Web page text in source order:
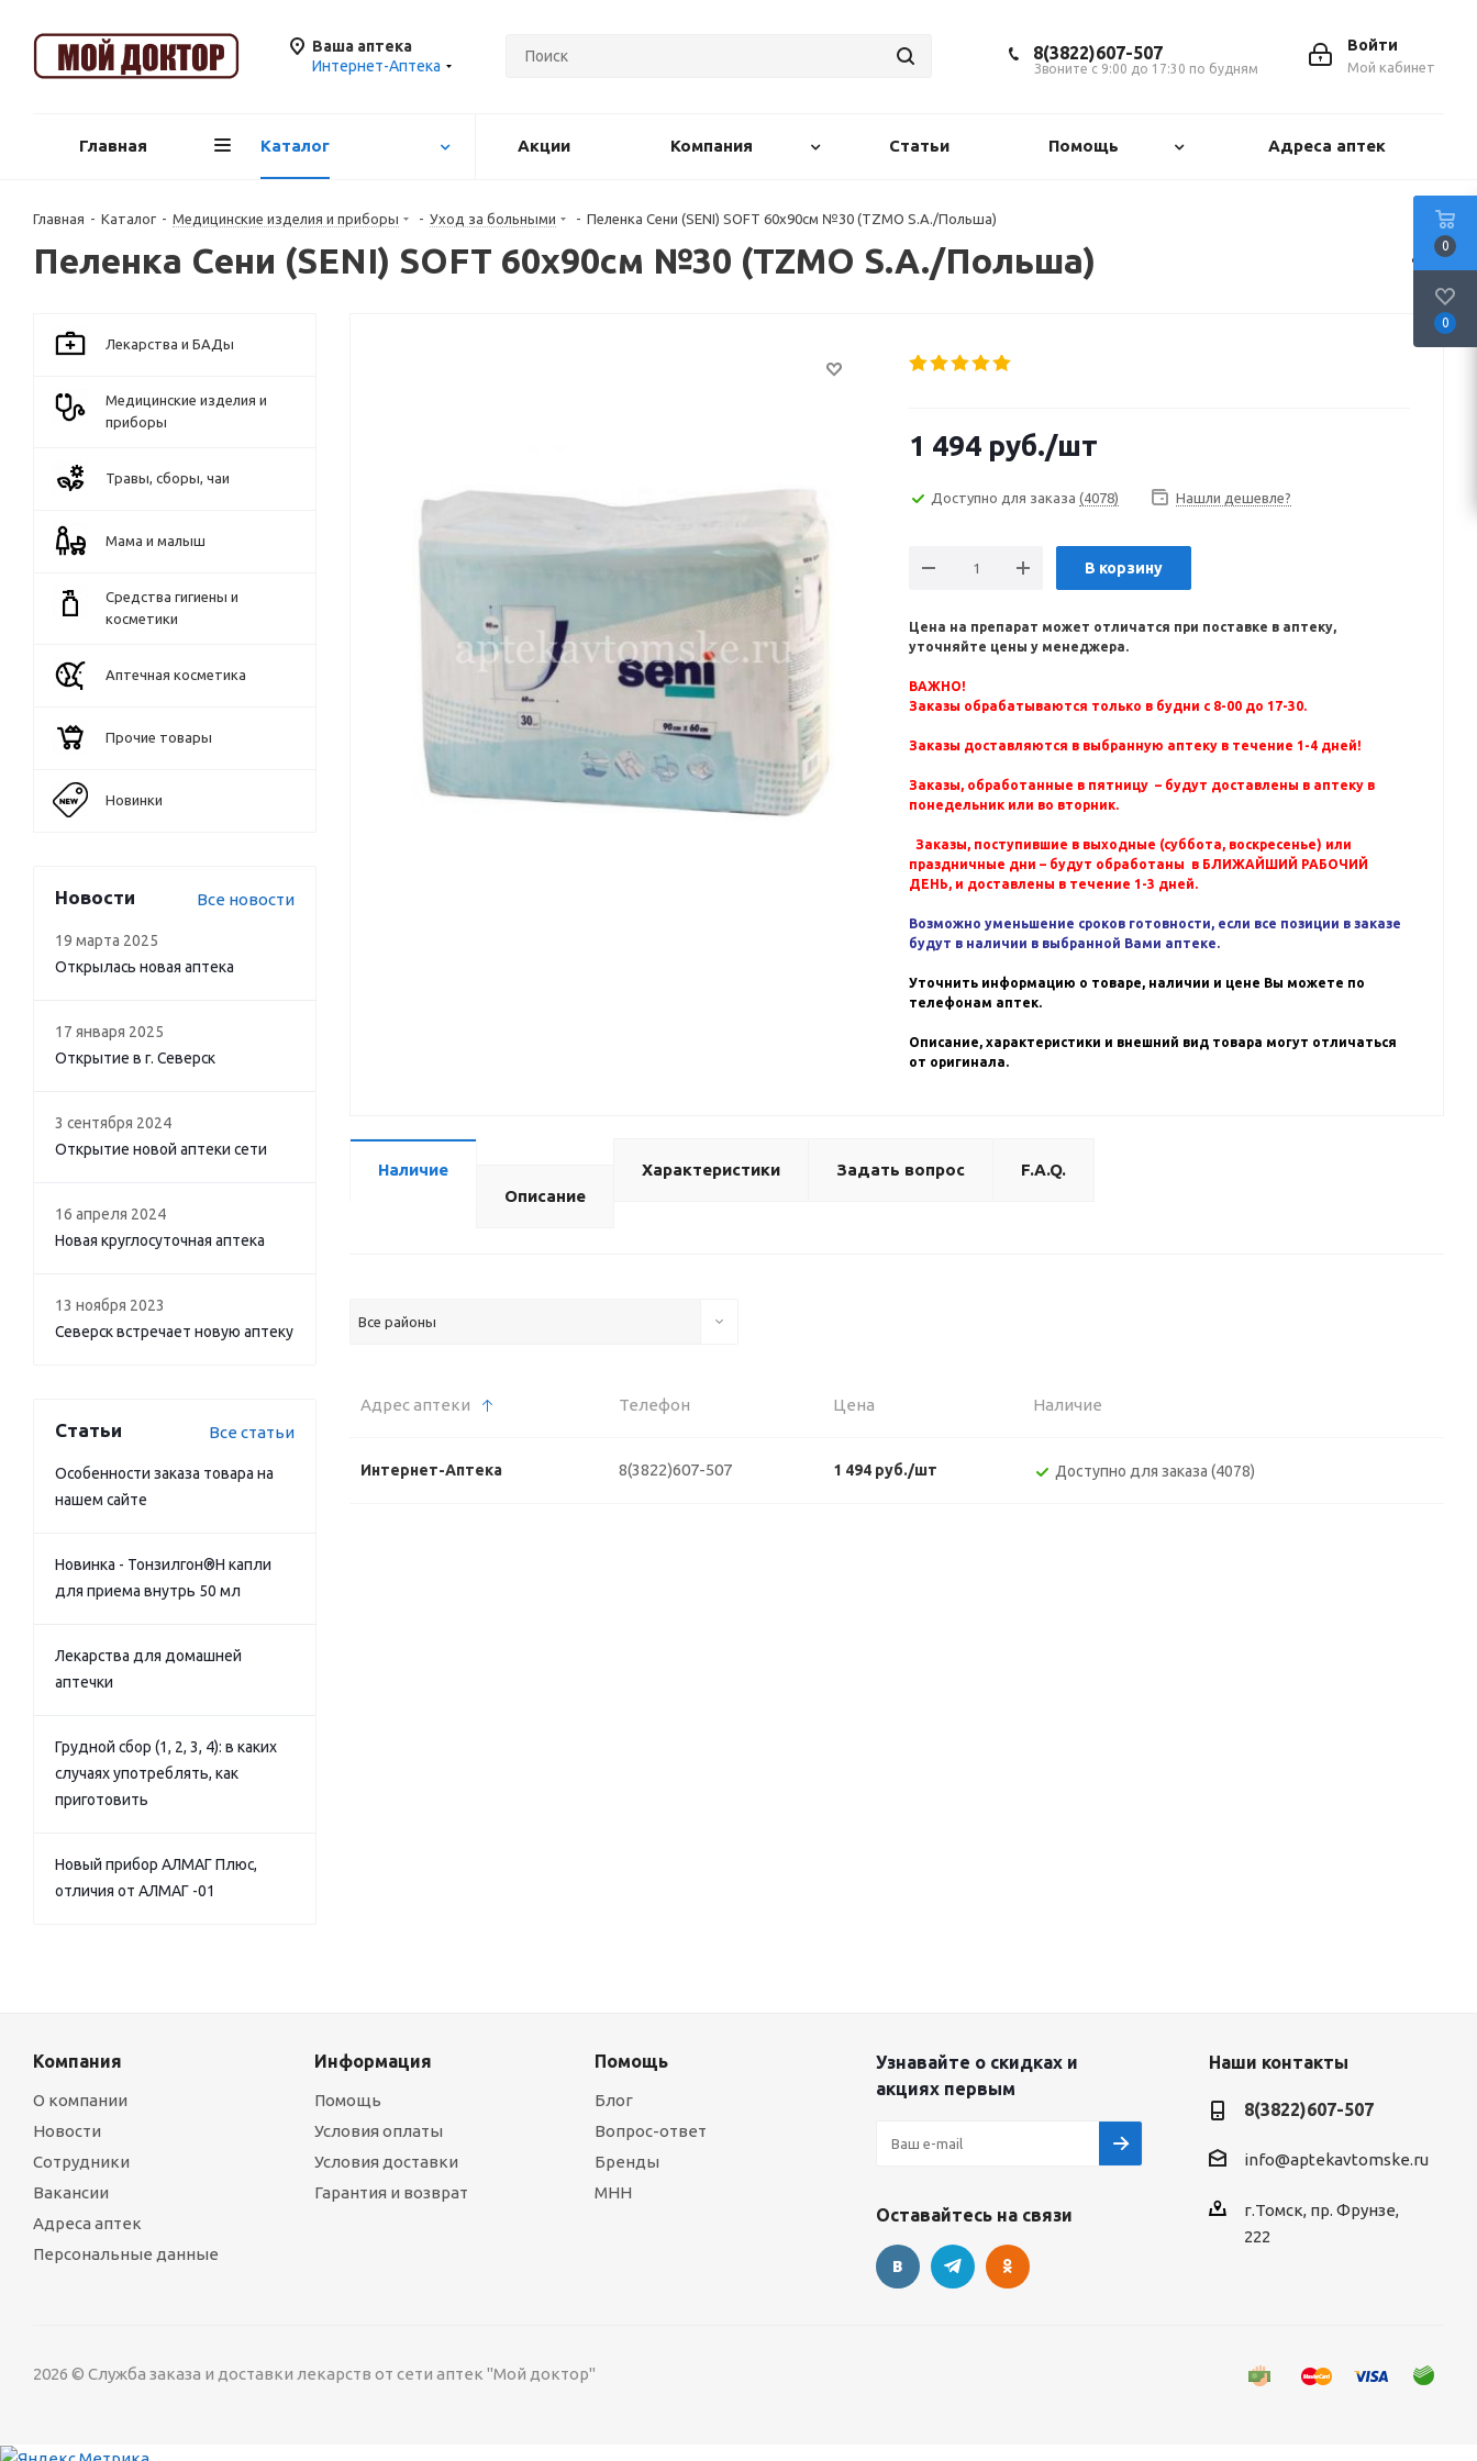
Ваша аптека
Интернет-Аптека
Войти
Мой кабинет
8(3822)607-507
Звоните с 9:00 до 17:30 по будням
Главная Каталог Акции Компания Статьи Помощь Адреса аптек
Главная - Каталог - Медицинские изделия и приборы - Уход за больными - Пеленка Сени (SENI) SOFT 60х90см №30 (TZMO S.A./Польша)
Пеленка Сени (SENI) SOFT 60х90см №30 (TZMO S.A./Польша)
1 494 руб./шт
Доступно для заказа (4078) Нашли дешевле?
В корзину
Цена на препарат может отличатся при поставке в аптеку,
уточняйте цены у менеджера.
ВАЖНО!
Заказы обрабатываются только в будни с 8-00 до 17-30.
Заказы доставляются в выбранную аптеку в течение 1-4 дней!
Заказы, обработанные в пятницу – будут доставлены в аптеку в
понедельник или во вторник.
Заказы, поступившие в выходные (суббота, воскресенье) или
праздничные дни – будут обработаны в БЛИЖАЙШИЙ РАБОЧИЙ
ДЕНЬ, и доставлены в течение 1-3 дней.
Возможно уменьшение сроков готовности, если все позиции в заказе
будут в наличии в выбранной Вами аптеке.
Уточнить информацию о товаре, наличии и цене Вы можете по
телефонам аптек.
Описание, характеристики и внешний вид товара могут отличаться
от оригинала.
Наличие
Описание
Характеристики Задать вопрос F.A.Q.
Все районы
Адрес аптеки Телефон Цена Наличие
Интернет-Аптека 8(3822)607-507 1 494 руб./шт Доступно для заказа (4078)
Лекарства и БАДы
Медицинские изделия и
приборы
Травы, сборы, чаи
Мама и малыш
Средства гигиены и
косметики
Аптечная косметика
Прочие товары
Новинки
Новости Все новости
19 марта 2025
Открылась новая аптека
17 января 2025
Открытие в г. Северск
3 сентября 2024
Открытие новой аптеки сети
16 апреля 2024
Новая круглосуточная аптека
13 ноября 2023
Северск встречает новую аптеку
Статьи Все статьи
Особенности заказа товара на
нашем сайте
Новинка - Тонзилгон®Н капли
для приема внутрь 50 мл
Лекарства для домашней
аптечки
Грудной сбор (1, 2, 3, 4): в каких
случаях употреблять, как
приготовить
Новый прибор АЛМАГ Плюс,
отличия от АЛМАГ -01
Компания
О компании
Новости
Сотрудники
Вакансии
Адреса аптек
Персональные данные
Информация
Помощь
Условия оплаты
Условия доставки
Гарантия и возврат
Помощь
Блог
Вопрос-ответ
Бренды
МНН
Узнавайте о скидках и
акциях первым
Оставайтесь на связи
Наши контакты
8(3822)607-507
info@aptekavtomske.ru
г.Томск, пр. Фрунзе,
222
2026 © Служба заказа и доставки лекарств от сети аптек "Мой доктор"
0
0